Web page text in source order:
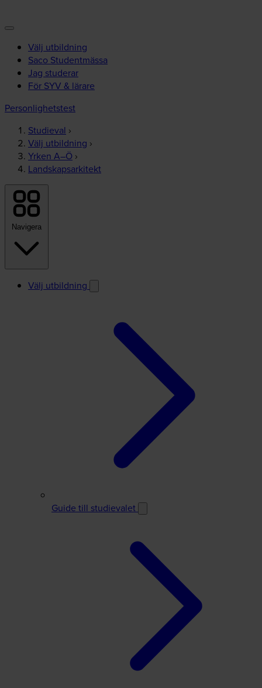
Välj utbildning
Saco Studentmässa
Jag studerar
För SYV & lärare
Personlighetstest
Studieval ›
Välj utbildning ›
Yrken A–Ö ›
Landskapsarkitekt
Navigera
Välj utbildning
Guide till studievalet